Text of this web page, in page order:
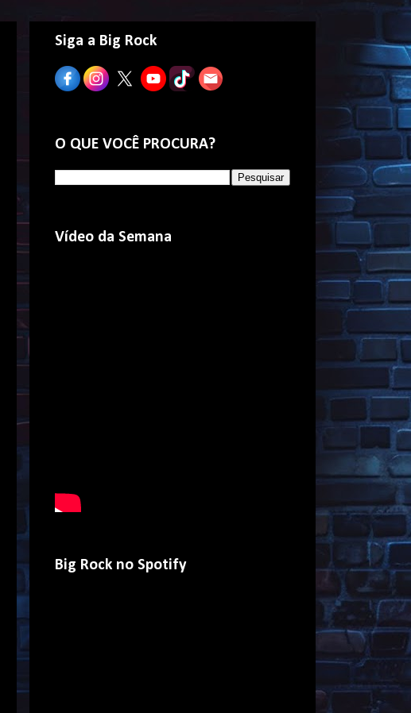
Siga a Big Rock
O QUE VOCÊ PROCURA?
Vídeo da Semana
Big Rock no Spotify